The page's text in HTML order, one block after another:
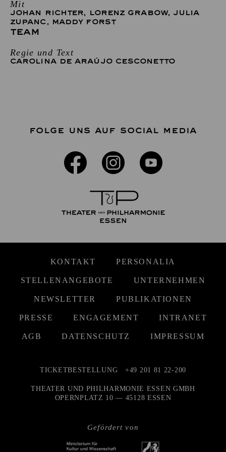
Mit
JOHAN RICHTER, LORENZ GRABOW, JULIA
ZUPANC, MADDY FORST
TEAM
Regie und Text
CAROLINA DE ARAÚJO CESCONETTO
FOLGE UNS AUF SOCIAL MEDIA
KONTAKT PERSONALIA
STELLENANGEBOTE UNTERNEHMEN
NEWSLETTER PUBLIKATIONEN
PRESSE ENGAGEMENT INTRANET
AGB DATENSCHUTZ IMPRESSUM
Gefördert von
TICKETBESTELLUNG +49 201 81 22-200
THEATER UND PHILHARMONIE ESSEN GMBH
OPERNPLATZ 10 — 45128 ESSEN